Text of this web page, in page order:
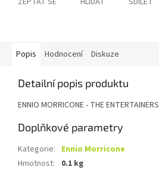
Popis Hodnocení Diskuze
Detailní popis produktu
ENNIO MORRICONE - THE ENTERTAINERS
Doplňkové parametry
Kategorie: Ennio Morricone
Hmotnost: 0.1 kg